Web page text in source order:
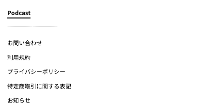
Podcast
お問い合わせ
利用規約
プライバシーポリシー
特定商取引に関する表記
お知らせ